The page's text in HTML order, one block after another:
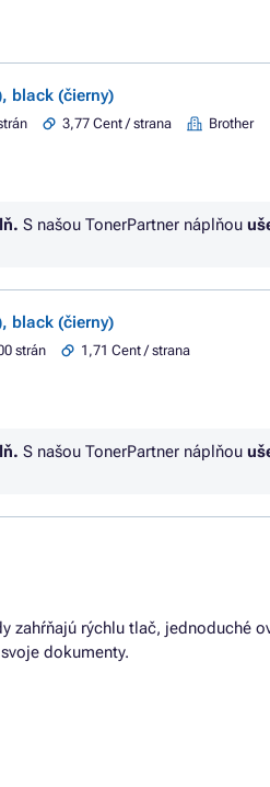
black (čierny)
3,77 Cent / strana Brother
S našou TonerPartner náplňou
black (čierny)
strán
1,71 Cent / strana
S našou TonerPartner náplňou
rýchlu tlač, jednoduché
dokumenty.